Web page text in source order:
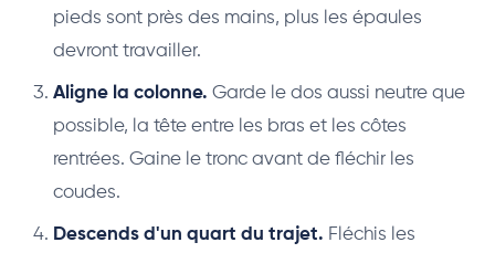
pieds sont près des mains, plus les épaules
devront travailler.
Aligne la colonne. Garde le dos aussi neutre que
possible, la tête entre les bras et les côtes
rentrées. Gaine le tronc avant de fléchir les
coudes.
Descends d'un quart du trajet. Fléchis les